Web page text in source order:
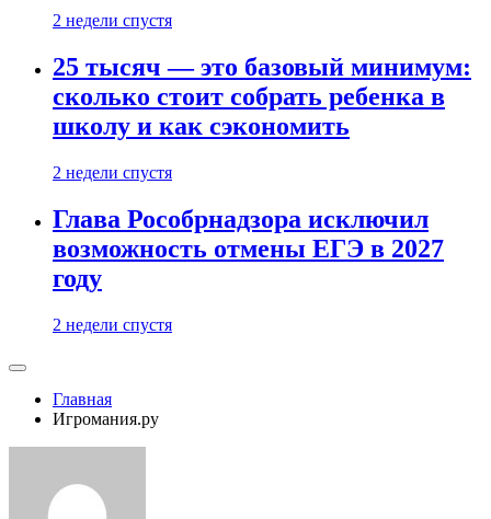
2 недели спустя
25 тысяч — это базовый минимум:
сколько стоит собрать ребенка в
школу и как сэкономить
2 недели спустя
Глава Рособрнадзора исключил
возможность отмены ЕГЭ в 2027
году
2 недели спустя
Главная
Игромания.ру